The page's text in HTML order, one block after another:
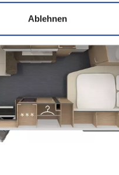
Ablehnen